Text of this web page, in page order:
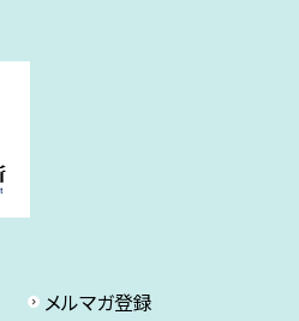
メルマガ登録